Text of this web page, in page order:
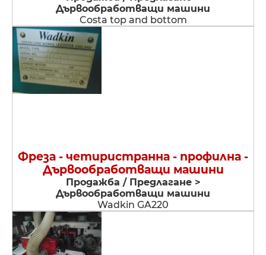
Дървообработващи машини
Costa top and bottom
Фреза - четиристранна - профилна -
Дървообработващи машини
Продажба / Предлагане >
Дървообработващи машини
Wadkin GA220